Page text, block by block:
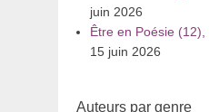
juin 2026
Être en Poésie
15 juin 2026
Auteurs par genre